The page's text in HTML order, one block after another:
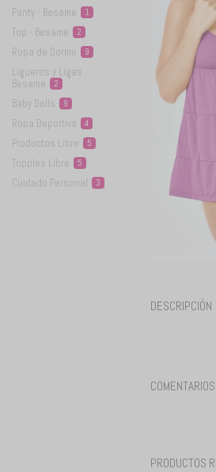
Panty - Besame 1
Top - Besame 2
Ropa de Dormir 9
Ligueros y Ligas
Besame
2
Baby Dolls 9
Ropa Deportiva 4
Productos Libre 5
Topples Libre 5
Cuidado Personal 3
DESCRIPCIÓN
COMENTARIOS
PRODUCTOS